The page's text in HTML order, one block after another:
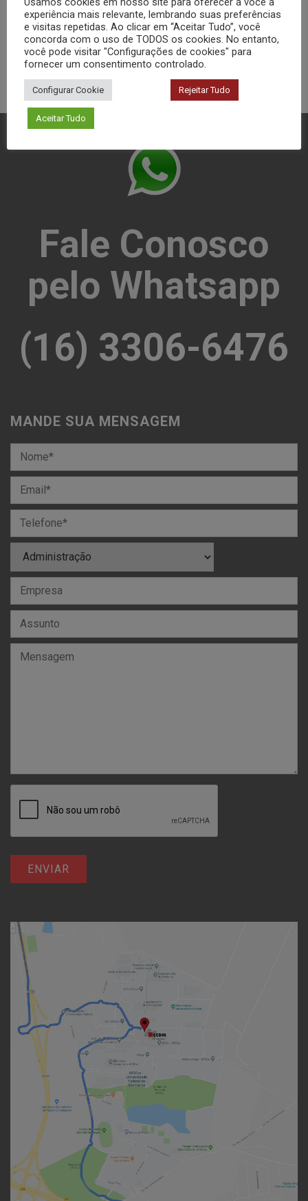
Fale Conosco
pelo Whatsapp
(16) 3306-6476
MANDE SUA MENSAGEM
experiência mais relevante, lembrando suas preferências
e visitas repetidas. Ao clicar em “Aceitar Tudo”, você
concorda com o uso de TODOS os cookies. No entanto,
você pode visitar "Configurações de cookies" para
fornecer um consentimento controlado.
Configurar Cookie Rejeitar Tudo
Aceitar Tudo